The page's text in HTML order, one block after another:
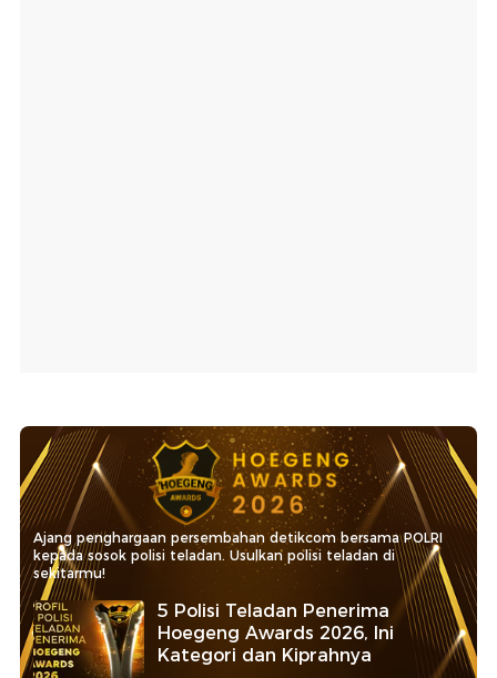
Ajang penghargaan persembahan detikcom bersama POLRI
kepada sosok polisi teladan. Usulkan polisi teladan di
sekitarmu!
5 Polisi Teladan Penerima
Hoegeng Awards 2026, Ini
Kategori dan Kiprahnya